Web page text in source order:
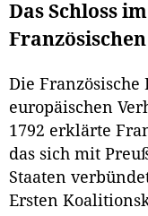
Das Schloss
Die Französische
europäischen
1792 erklärte
das sich mit
Staaten
Ersten